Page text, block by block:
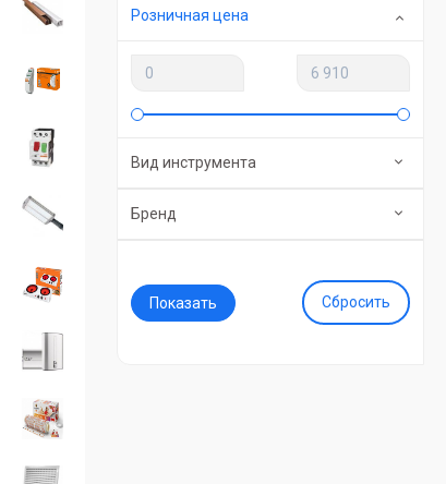
Розничная цена
Вид инструмента
Бренд
Сбросить